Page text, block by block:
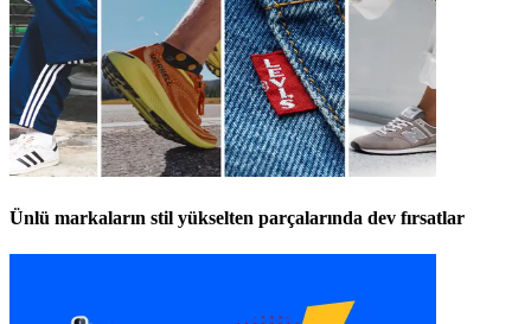
Ünlü markaların stil yükselten parçalarında dev fırsatlar